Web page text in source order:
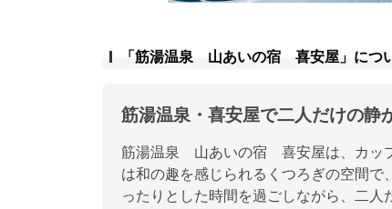
「筋湯温泉 山あいの宿 喜安屋」につ
筋湯温泉・喜安屋で二人だけの静
筋湯温泉 山あいの宿 喜安屋は、カッ
は和の趣を感じられるくつろぎの空間
ったりとした時間を過ごしながら、二